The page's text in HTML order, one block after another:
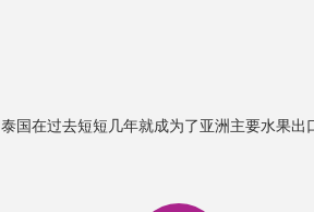
泰国在过去短短几年就成为了亚洲主要水果